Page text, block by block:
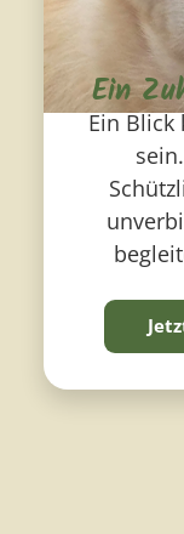
Ein
Ein Blick